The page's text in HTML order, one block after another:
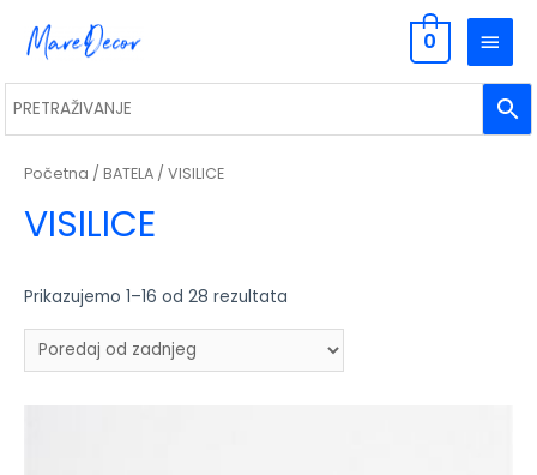
0
Početna / BATELA / VISILICE
VISILICE
Prikazujemo 1–16 od 28 rezultata